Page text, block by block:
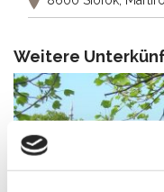
Weitere